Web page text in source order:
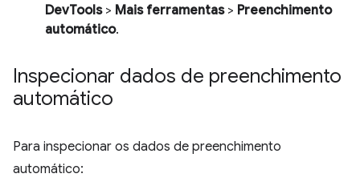
DevTools> Mais ferramentas> Preenchimento
automático.
Inspecionar dados de preenchimento
automático
Para inspecionar os dados de preenchimento
automático: